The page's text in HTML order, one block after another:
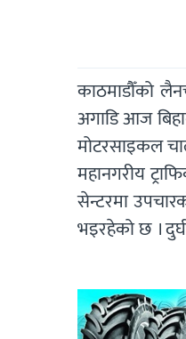
काठमाडौँको
अगाडि आज
मोटरसाइकल
महानगरीय
सेन्टरमा
भइरहेको छ ।